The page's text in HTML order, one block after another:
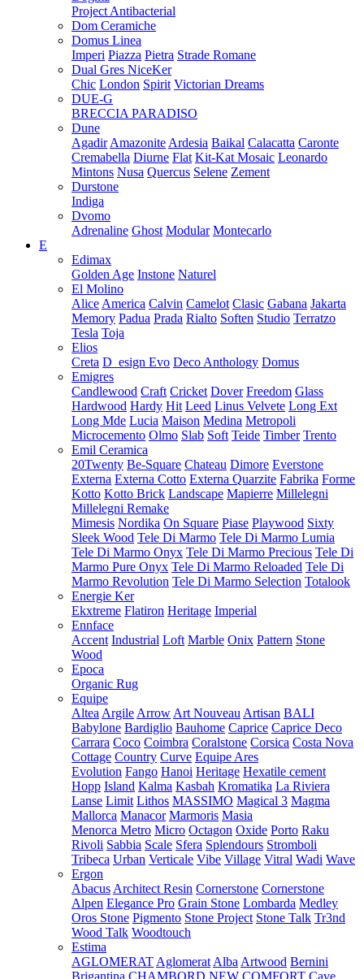
Project Antibacterial
Dom Ceramiche
Domus Linea
Imperi Piazza Pietra Strade Romane
Dual Gres NiceKer
Chic London Spirit Victorian Dreams
DUE-G
BRECCIA PARADISO
Dune
Agadir Amazonite Ardesia Baikal Calacatta Caronte
Cremabella Diurne Flat Kit-Kat Mosaic Leonardo
Mintons Nusa Quercus Selene Zement
Durstone
Indiga
Dvomo
Adrenaline Ghost Modular Montecarlo
E
Edimax
Golden Age Instone Naturel
El Molino
Alice America Calvin Camelot Clasic Gabana Jakarta
Memory Padua Prada Rialto Soften Studio Terratzo
Tesla Toja
Elios
Creta D_esign Evo Deco Anthology Domus
Emigres
Candlewood Craft Cricket Dover Freedom Glass
Hardwood Hardy Hit Leed Linus Velvete Long Ext
Long Mde Lucia Maison Medina Metropoli
Microcemento Olmo Slab Soft Teide Timber Trento
Emil Ceramica
20Twenty Be-Square Chateau Dimore Everstone
Externa Externa Cotto Externa Quarzite Fabrika Forme
Kotto Kotto Brick Landscape Mapierre Millelegni
Millelegni Remake
Mimesis Nordika On Square Piase Playwood Sixty
Sleek Wood Tele Di Marmo Tele Di Marmo Lumia
Tele Di Marmo Onyx Tele Di Marmo Precious Tele Di
Marmo Pure Onyx Tele Di Marmo Reloaded Tele Di
Marmo Revolution Tele Di Marmo Selection Totalook
Energie Ker
Ekxtreme Flatiron Heritage Imperial
Ennface
Accent Industrial Loft Marble Onix Pattern Stone
Wood
Epoca
Organic Rug
Equipe
Altea Argile Arrow Art Nouveau Artisan BALI
Babylone Bardiglio Bauhome Caprice Caprice Deco
Carrara Coco Coimbra Coralstone Corsica Costa Nova
Cottage Country Curve Equipe Ares
Evolution Fango Hanoi Heritage Hexatile cement
Hopp Island Kalma Kasbah Kromatika La Riviera
Lanse Limit Lithos MASSIMO Magical 3 Magma
Mallorca Manacor Marmoris Masia
Menorca Metro Micro Octagon Oxide Porto Raku
Rivoli Sabbia Scale Sfera Splendours Stromboli
Tribeca Urban Verticale Vibe Village Vitral Wadi Wave
Ergon
Abacus Architect Resin Cornerstone Cornerstone
Alpen Elegance Pro Grain Stone Lombarda Medley
Oros Stone Pigmento Stone Project Stone Talk Tr3nd
Wood Talk Woodtouch
Estima
AGLOMERAT Aglomerat Alba Artwood Bernini